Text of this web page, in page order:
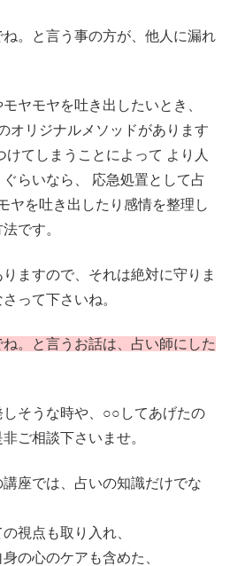
。と言う事の方が、他人に漏れ
ヤモヤを吐き出したいとき、
オリジナルメソッドがあります
てしまうことによって より人
らいなら、 応急処置として占
ヤを吐き出したり感情を整理し
です。
ますので、それは絶対に守りま
って下さいね。
。と言うお話は、占い師にした
そうな時や、○○してあげたの
ご相談下さいませ。
座では、占いの知識だけでな
視点も取り入れ、
の心のケアも含めた、